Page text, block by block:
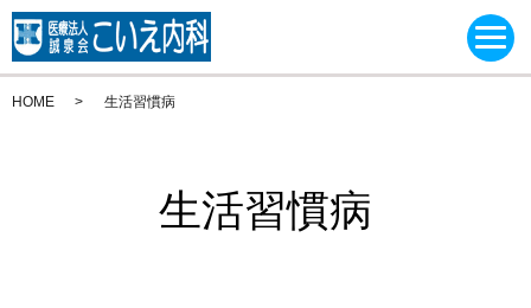
HOME 生活習慣病
生活習慣病